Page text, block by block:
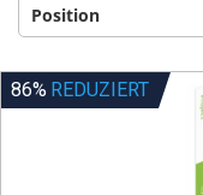
86% REDUZIERT